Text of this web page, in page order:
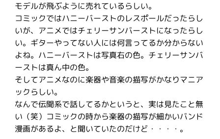
モデルが飛ぶように売れているらしい。
コミックではハニーバーストのレスポールだったらし
いが、アニメではチェリーサンバーストになったらし
い。ギターやってない人には何言ってるか分からない
よね。ハニーバーストは写真右の色。チェリーサンバ
ーストは真ん中の色。
そしてアニメなのに楽器や音楽の描写がかなりマニア
ックらしい。
なんで伝聞系で話してるかというと、実は見たこと無
い（笑）コミックの時から楽器の描写が細かいバンド
漫画があるよ、と聞いていたのだけど・・・・。